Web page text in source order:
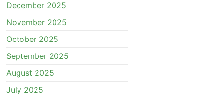
December 2025
November 2025
October 2025
September 2025
August 2025
July 2025